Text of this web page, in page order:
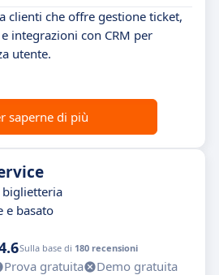
clienti che offre gestione ticket,
integrazioni con CRM per
utente.
saperne di più
biglietteria
e basato
Sulla base di 180 recensioni
Prova gratuita
Demo gratuita